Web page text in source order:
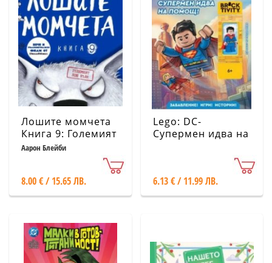
Лошите момчета
Книга 9: Големият
лош вълк
Аарон Блейби
8.00 € / 15.65 ЛВ.
Lego: DC-
Супермен идва на
6.13 € / 11.99 ЛВ.